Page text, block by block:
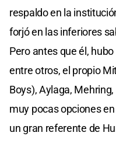
respaldo en la
forjó en las inferiores
Pero antes que él,
entre otros, el propio
Boys), Aylaga,
muy pocas opciones
un gran referente de